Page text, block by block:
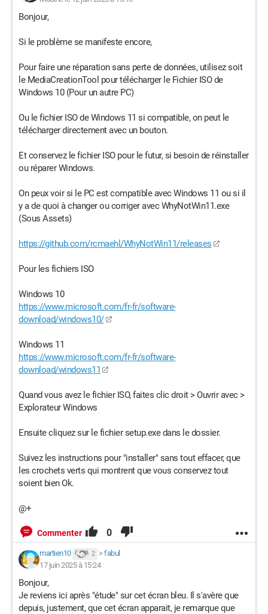
Bonjour,
Si le problème se manifeste encore,
Pour faire une réparation sans perte de données, utilisez soit
le MediaCreationTool pour télécharger le Fichier ISO de
Windows 10 (Pour un autre PC)
Ou le fichier ISO de Windows 11 si compatible, on peut le
télécharger directement avec un bouton.
Et conservez le fichier ISO pour le futur, si besoin de réinstaller
ou réparer Windows.
On peux voir si le PC est compatible avec Windows 11 ou si il
y a de quoi à changer ou corriger avec WhyNotWin11.exe
(Sous Assets)
https://github.com/rcmaehl/WhyNotWin11/releases
Pour les fichiers ISO
Windows 10
https://www.microsoft.com/fr-fr/software-
download/windows10/
Windows 11
https://www.microsoft.com/fr-fr/software-
download/windows11
Quand vous avez le fichier ISO, faites clic droit > Ouvrir avec >
Explorateur Windows
Ensuite cliquez sur le fichier setup.exe dans le dossier.
Suivez les instructions pour "installer" sans tout effacer, que
les crochets verts qui montrent que vous conservez tout
soient bien Ok.
@+
Commenter 0
martien10 2 > fabul
17 juin 2025 à 15:24
Bonjour,
Je reviens ici après "étude" sur cet écran bleu. Il s'avère que
depuis, justement, que cet écran apparait, je remarque que